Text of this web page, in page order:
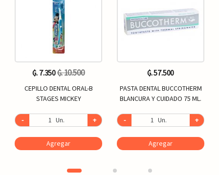
₲. 7.350₲. 10.500
CEPILLO DENTAL ORAL-B
STAGES MICKEY
- Un. +
Agregar
₲. 57.500
PASTA DENTAL BUCCOTHERM
BLANCURA Y CUIDADO 75 ML.
- Un. +
Agregar